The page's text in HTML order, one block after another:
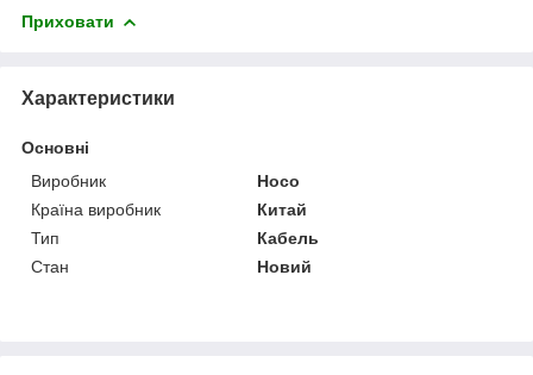
Приховати
Характеристики
Основні
Виробник
Hoco
Країна виробник
Китай
Тип
Кабель
Стан
Новий